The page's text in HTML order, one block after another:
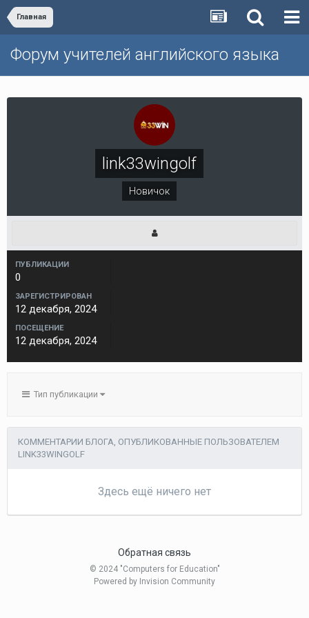
Главная
Форум учителей английского языка
link33wingolf
Новичок
ПУБЛИКАЦИИ
0
ЗАРЕГИСТРИРОВАН
12 декабря, 2024
ПОСЕЩЕНИЕ
12 декабря, 2024
Тип публикации
КОММЕНТАРИИ БЛОГА, ОПУБЛИКОВАННЫЕ ПОЛЬЗОВАТЕЛЕМ
LINK33WINGOLF
Здесь ещё ничего нет
Обратная связь
© 2024 "Computers for Education"
Powered by Invision Community